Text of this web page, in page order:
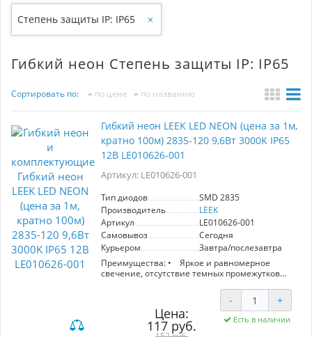
Степень защиты IP: IP65 ×
Гибкий неон Степень защиты IP: IP65
Сортировать по: по цене по названию
Гибкий неон LEEK LED NEON (цена за 1м,
кратно 100м) 2835-120 9,6Вт 3000K IP65
12В LE010626-001
Артикул: LE010626-001
Тип диодов
SMD 2835
Производитель
LEEK
Артикул
LE010626-001
Самовывоз
Сегодня
Курьером
Завтра/послезавтра
Преимущества: • Яркое и равномерное
свечение, отсутствие темных промежутков
линии и фигуры любой формы
• Можно использовать в условиях высокой
влажности и запыленности*
• Не нагревается даже при длительном
Цена:
117 руб.
- +
Есть в наличии